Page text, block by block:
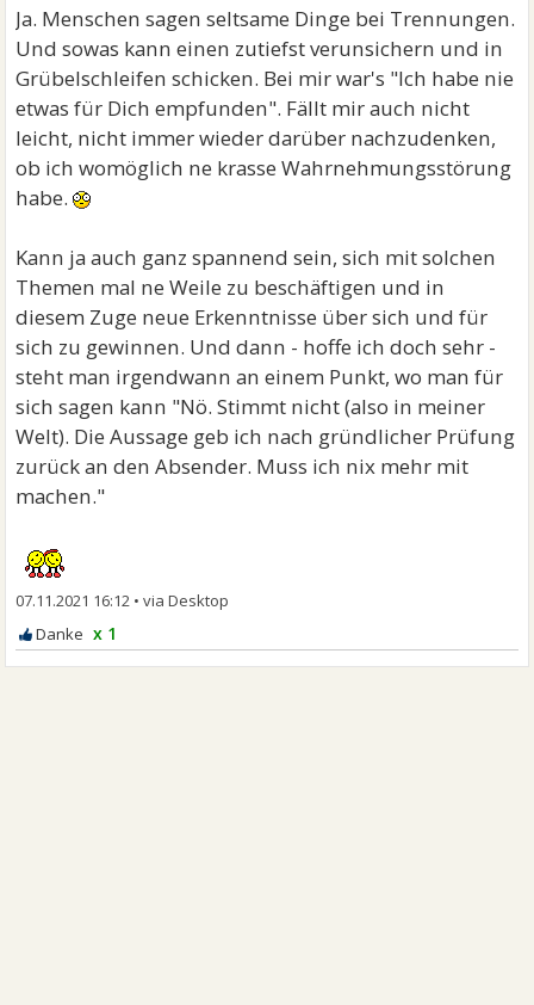
Ja. Menschen sagen seltsame Dinge bei Trennungen.
Und sowas kann einen zutiefst verunsichern und in
Grübelschleifen schicken. Bei mir war's "Ich habe nie
etwas für Dich empfunden". Fällt mir auch nicht
leicht, nicht immer wieder darüber nachzudenken,
ob ich womöglich ne krasse Wahrnehmungsstörung
habe.
Kann ja auch ganz spannend sein, sich mit solchen
Themen mal ne Weile zu beschäftigen und in
diesem Zuge neue Erkenntnisse über sich und für
sich zu gewinnen. Und dann - hoffe ich doch sehr -
steht man irgendwann an einem Punkt, wo man für
sich sagen kann "Nö. Stimmt nicht (also in meiner
Welt). Die Aussage geb ich nach gründlicher Prüfung
zurück an den Absender. Muss ich nix mehr mit
machen."
07.11.2021 16:12 •
x 1